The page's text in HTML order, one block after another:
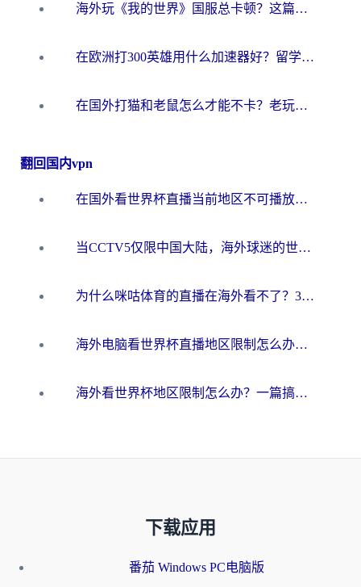
海外玩《我的世界》国服总卡顿？这篇我的世界游戏加速器指南帮你解决所有问题
在欧洲打300英雄用什么加速器好？留学生亲测有效的解决方案来了
在国外打猫和老鼠怎么才能不卡？老玩家亲测的终极加速指南
翻回国内vpn
在国外看世界杯直播当前地区不可播放？海外党必看的回国加速全攻略
当CCTV5仅限中国大陆，海外球迷的世界杯狂欢如何继续？
为什么咪咕体育的直播在海外看不了？3步解决海外看世界杯+抖音地区限制难题
海外电脑看世界杯直播地区限制怎么办？你需要一个聪明的加速器
海外看世界杯地区限制怎么办？一篇搞定咪咕视频播放+国内资源无缝访问指南
下载应用
番茄 Windows PC电脑版